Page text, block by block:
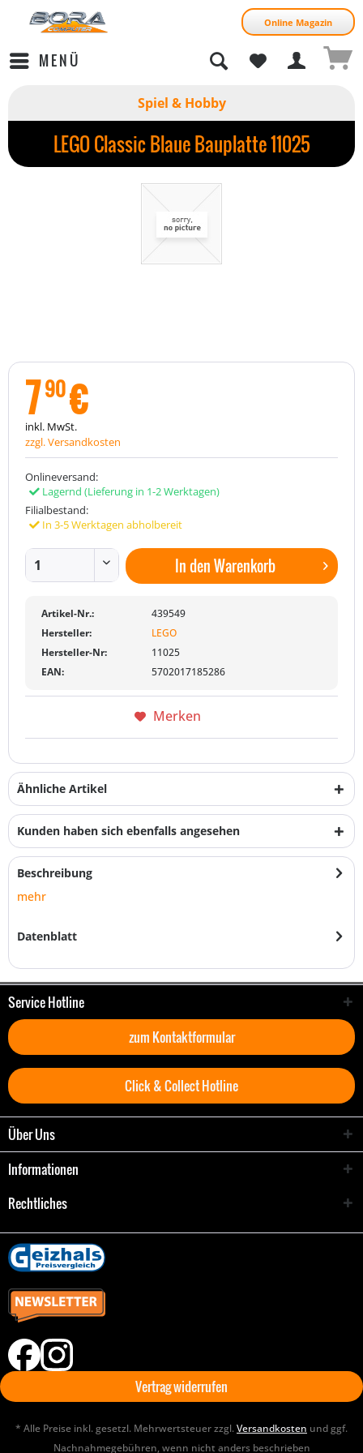
Online Magazin
MENÜ
Spiel & Hobby
LEGO Classic Blaue Bauplatte 11025
790€
inkl. MwSt.
zzgl. Versandkosten
Onlineversand:
Lagernd (Lieferung in 1-2 Werktagen)
Filialbestand:
In 3-5 Werktagen abholbereit
In denWarenkorb
Artikel-Nr.:
439549
Hersteller:
LEGO
Hersteller-Nr:
11025
EAN:
5702017185286
Merken
Ähnliche Artikel
Kunden haben sich ebenfalls angesehen
Beschreibung
mehr
Datenblatt
Service Hotline
zum Kontaktformular
Click & Collect Hotline
Über Uns
Informationen
Rechtliches
Vertrag widerrufen
* Alle Preise inkl. gesetzl. Mehrwertsteuer zzgl.Versandkosten und ggf.
Nachnahmegebühren, wenn nicht anders beschrieben